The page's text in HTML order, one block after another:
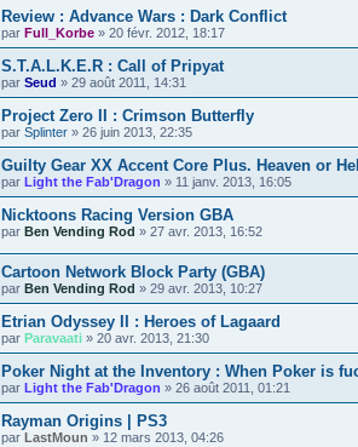
Review : Advance Wars : Dark Conflict
par Full_Korbe » 20 févr. 2012, 18:17
S.T.A.L.K.E.R : Call of Pripyat
par Seud » 29 août 2011, 14:31
Project Zero II : Crimson Butterfly
par Splinter » 26 juin 2013, 22:35
Guilty Gear XX Accent Core Plus. Heaven or
par Light the Fab'Dragon » 11 janv. 2013, 16:05
Nicktoons Racing Version GBA
par Ben Vending Rod » 27 avr. 2013, 16:52
Cartoon Network Block Party (GBA)
par Ben Vending Rod » 29 avr. 2013, 10:27
Etrian Odyssey II : Heroes of Lagaard
par Paravaati » 20 avr. 2013, 21:30
Poker Night at the Inventory : When Poker is
par Light the Fab'Dragon » 26 août 2011, 01:21
Rayman Origins | PS3
par LastMoun » 12 mars 2013, 04:26